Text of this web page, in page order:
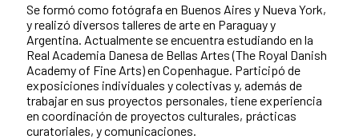
Se formó como fotógrafa en Buenos Aires y Nueva York,
y realizó diversos talleres de arte en Paraguay y
Argentina. Actualmente se encuentra estudiando en la
Real Academia Danesa de Bellas Artes (The Royal Danish
Academy of Fine Arts) en Copenhague. Participó de
exposiciones individuales y colectivas y, además de
trabajar en sus proyectos personales, tiene experiencia
en coordinación de proyectos culturales, prácticas
curatoriales, y comunicaciones.